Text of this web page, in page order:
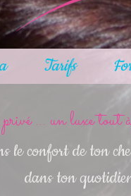
Tarifs
... un luxe tout
le confort de ton
dans ton